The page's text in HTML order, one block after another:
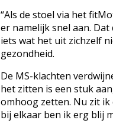
“Als de stoel via het
er namelijk snel aan.
iets wat het uit zichzelf
gezondheid.
De MS-klachten
het zitten is een stuk
omhoog zetten. Nu zit
bij elkaar ben ik erg blij